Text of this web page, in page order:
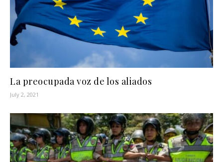
La preocupada voz de los aliados
July 2, 2021